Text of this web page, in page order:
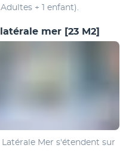
+ 1 enfant).
mer [23 M2]
Mer s'étendent sur